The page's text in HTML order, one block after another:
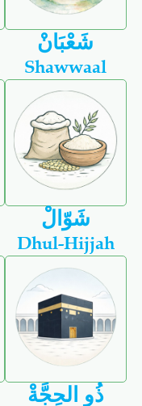
شَعْبَانْ
Shawwaal
شَوّالْ
Dhul-Hijjah
ذُو الحِجَّةْ